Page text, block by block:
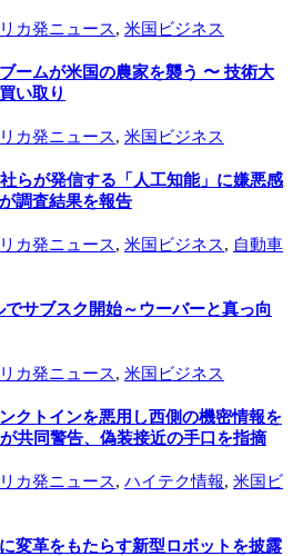
カ発ニュース, 米国ビジネス
ームが米国の農家を襲う 〜 技術大
い取り
カ発ニュース, 米国ビジネス
らが発信する「人工知能」に嫌悪感
調査結果を報告
カ発ニュース, 米国ビジネス, 自動車
でサブスク開始～ウーバーと真っ向
カ発ニュース, 米国ビジネス
クトインを悪用し西側の機密情報を
共同警告、偽装接近の手口を指摘
カ発ニュース, ハイテク情報, 米国ビ
変革をもたらす新型ロボットを披露